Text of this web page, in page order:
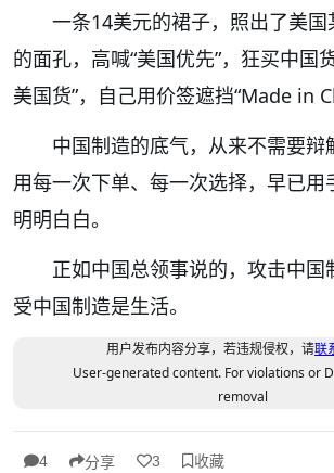
一条14美元的裙子，照出了美
的面孔，高喊“美国优先”，狂买中国
美国货”，自己用价签遮挡“Made in
中国制造的底气，从来不需要辩
用每一次下单、每一次选择，早已用
明明白白。
正如中国总领事说的，攻击中国
受中国制造是生活。
用户发布内容分享，若违规侵权，请联
User-generated content. For violations or
removal
4 分享 3 收藏